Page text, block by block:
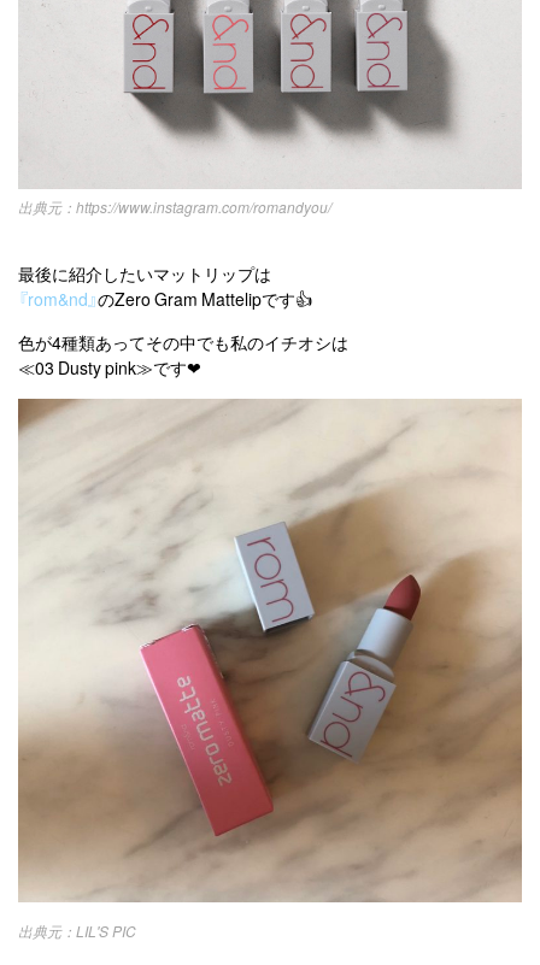
https://www.instagram.com/romandyou/
最後に紹介したいマットリップは
『rom&nd』のZero Gram Mattelipです👍
色が4種類あってその中でも私のイチオシは
≪03 Dusty pink≫です❤︎
LIL'S PIC